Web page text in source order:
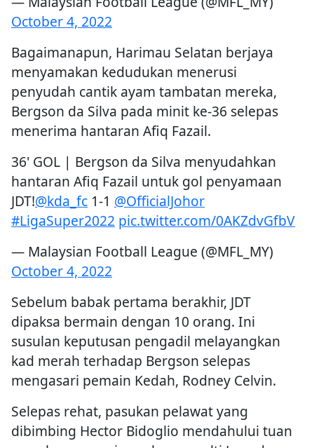
October 4, 2022
Bagaimanapun, Harimau Selatan berjaya
menyamakan kedudukan menerusi
penyudah cantik ayam tambatan mereka,
Bergson da Silva pada minit ke-36 selepas
menerima hantaran Afiq Fazail.
36' GOL | Bergson da Silva menyudahkan
hantaran Afiq Fazail untuk gol penyamaan
JDT!@kda_fc 1-1 @OfficialJohor
#LigaSuper2022 pic.twitter.com/0AKZdvGfbV
— Malaysian Football League (@MFL_MY)
October 4, 2022
Sebelum babak pertama berakhir, JDT
dipaksa bermain dengan 10 orang. Ini
susulan keputusan pengadil melayangkan
kad merah terhadap Bergson selepas
mengasari pemain Kedah, Rodney Celvin.
Selepas rehat, pasukan pelawat yang
dibimbing Hector Bidoglio mendahului tuan